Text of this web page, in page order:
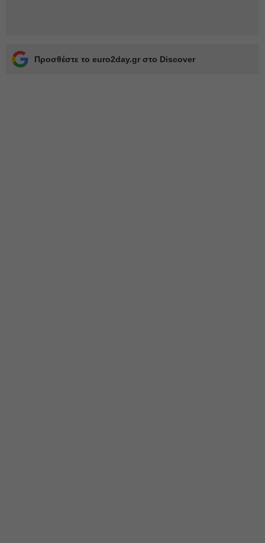
Προσθέστε το euro2day.gr στο Discover